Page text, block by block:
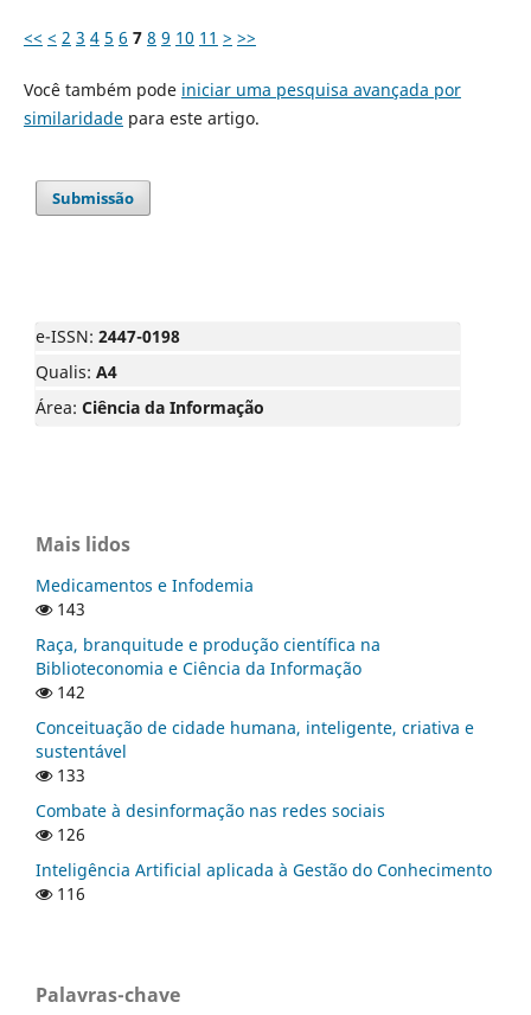
<< < 2 3 4 5 6 7 8 9 10 11 > >>
Você também pode iniciar uma pesquisa avançada por
similaridadepara este artigo.
Submissão
e-ISSN: 2447-0198
Qualis: A4
Área: Ciência da Informação
Mais lidos
Medicamentos e Infodemia
143
Raça, branquitude e produção científica na
Biblioteconomia e Ciência da Informação
142
Conceituação de cidade humana, inteligente, criativa e
sustentável
133
Combate à desinformação nas redes sociais
126
Inteligência Artificial aplicada à Gestão do Conhecimento
116
Palavras-chave